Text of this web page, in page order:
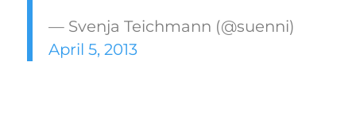
— Svenja Teichmann (@suenni)
April 5, 2013